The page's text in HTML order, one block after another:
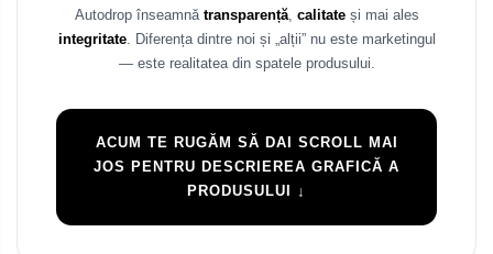
Rame adaptoare Hyundai
Rame adaptoare Chevrolet
Rame adaptoare Mitsubishi
Rame adaptoare Jeep
Autodrop înseamnă transparență, calitateși mai ales
integritate. Diferența dintre noi și „alții” nu este marketingul
— este realitatea din spatele produsului.
ACUM TE RUGĂM SĂ DAI SCROLL MAI
JOS PENTRU DESCRIEREA GRAFICĂ A
PRODUSULUI ↓